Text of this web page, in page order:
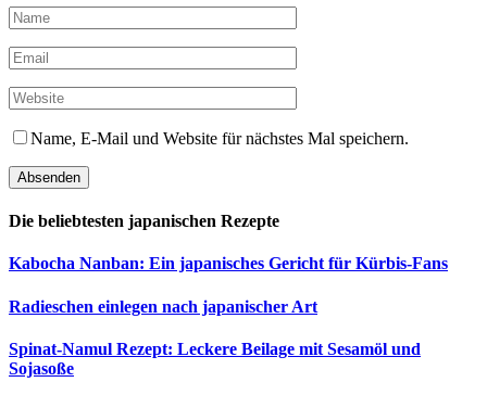
Name, E-Mail und Website für nächstes Mal speichern.
Die beliebtesten japanischen Rezepte
Kabocha Nanban: Ein japanisches Gericht für Kürbis-Fans
Radieschen einlegen nach japanischer Art
Spinat-Namul Rezept: Leckere Beilage mit Sesamöl und
Sojasoße